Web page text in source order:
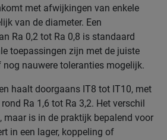
met afwijkingen van enkele
van de diameter. Een
Ra 0,2 tot Ra 0,8 is standaard
toepassingen zijn met de juiste
nauwere toleranties mogelijk.
haalt doorgaans IT8 tot IT10, met
Ra 1,6 tot Ra 3,2. Het verschil
maar is in de praktijk bepalend voor
in een lager, koppeling of